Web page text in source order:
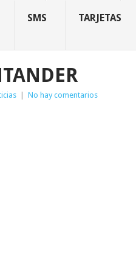
SMS TARJETAS
No hay comentarios